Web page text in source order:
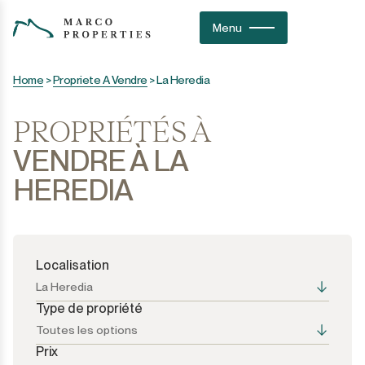
Menu
Home >Propriete A Vendre >La Heredia
PROPRIÉTÉS À
VENDRE À LA
HEREDIA
Localisation
La Heredia
Toutes les options
Type de propriété
Toutes les options
Toutes les options
Prix